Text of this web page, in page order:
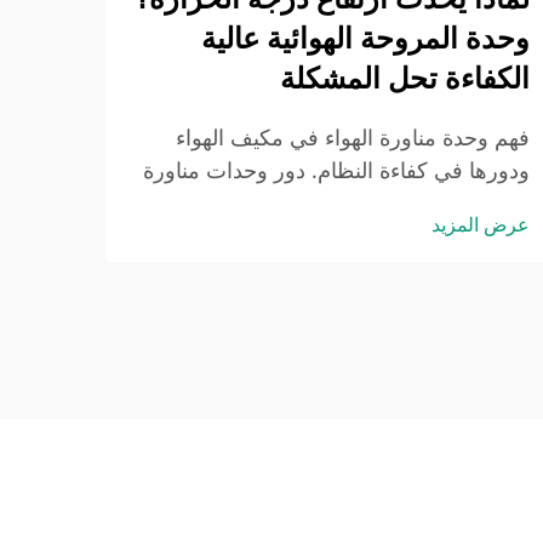
وحدة المروحة الهوائية عالية
الكفاءة تحل المشكلة
فهم وحدة مناورة الهواء في مكيف الهواء
ودورها في كفاءة النظام. دور وحدات مناورة
إن وحدة مناورة الهواء في مكيف الهواء هي
عرض المزيد